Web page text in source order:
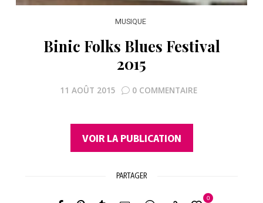
MUSIQUE
Binic Folks Blues Festival
2015
11 AOÛT 2015 0 COMMENTAIRE
VOIR LA PUBLICATION
PARTAGER
0